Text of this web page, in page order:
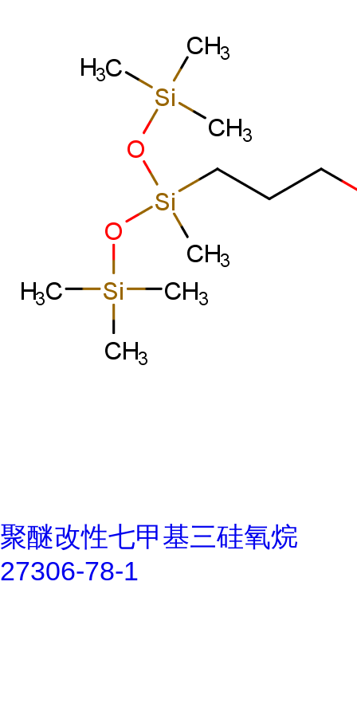
聚醚改性七甲基三硅氧烷
27306-78-1